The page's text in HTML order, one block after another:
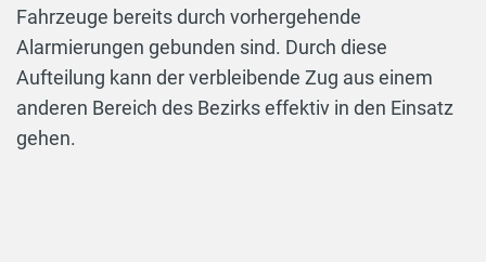
Fahrzeuge bereits durch vorhergehende
Alarmierungen gebunden sind. Durch diese
Aufteilung kann der verbleibende Zug aus einem
anderen Bereich des Bezirks effektiv in den Einsatz
gehen.